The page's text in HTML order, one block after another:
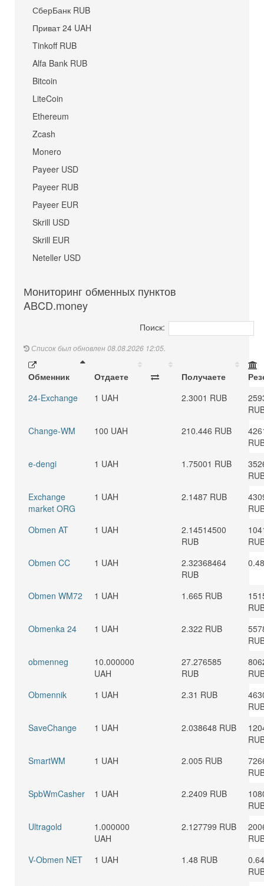
СберБанк RUB
Приват 24 UAH
Tinkoff RUB
Alfa Bank RUB
Bitcoin
LiteCoin
Ethereum
Zcash
Monero
Payeer USD
Payeer RUB
Payeer EUR
Skrill USD
Skrill EUR
Neteller USD
Мониторинг обменных пунктов
ABCD.money
Поиск:
Список был обновлен 08.08.2026 12:05.
Обменник Отдаете Получаете
24-Exchange
1 UAH 2.3001 RUB
Change-WM
100 UAH 210.446 RUB
e-dengi
1 UAH 1.75001 RUB
Exchange
market ORG
1 UAH 2.1487 RUB
Obmen AT
1 UAH
2.14514500
RUB
Obmen CC
1 UAH
2.32368464
RUB
Obmen WM72 1 UAH 1.665 RUB
Obmenka 24
1 UAH 2.322 RUB
obmenneg
10.000000
UAH
27.276585
RUB
Obmennik
1 UAH 2.31 RUB
SaveChange
1 UAH 2.038648 RUB
SmartWM
1 UAH 2.005 RUB
SpbWmCasher
1 UAH 2.2409 RUB
Ultragold
1.000000
UAH
2.127799 RUB
V-Obmen NET
1 UAH 1.48 RUB